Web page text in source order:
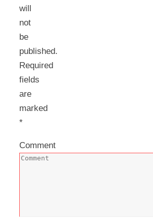
will
not
be
published.
Required
fields
are
marked
*
Comment